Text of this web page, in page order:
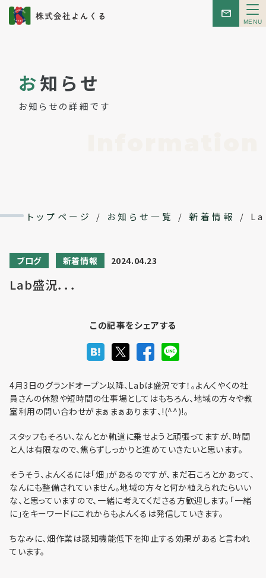
メ
ニ
会社概要
利用までの流れ・利用料金
お問い合わせ
個人情報保護方針
利用規約
利用までの流れ
お知らせ
お知らせの詳細です
トップページ / お知らせ一覧 / 新着情報 /
ブログ 新着情報 2024.04.23
Lab盛況．．．
この記事をシェアする
4月3日のグランドオープン以降、Labは盛況です！。よんくやくの社
員さんの休憩や短時間の仕事場としてはもちろん、地域の方々や教
室利用の問い合わせがまぁまぁあります、!(^^)!。
スタッフもそろい、なんとか軌道に乗せようと頑張ってますが、時間
と人は有限なので、焦らずしっかりと進めていきたいと思います。
そうそう、よんくるには「畑」があるのですが、まだ石ころとかあって、
なんにも整備されていません。地域の方々と何か植えられたらいい
な、と思っていますので、一緒に考えてくださる方歓迎します。「一緒
に」をキーワードにこれからもよんくるは発信していきます。
ちなみに、畑作業は認知機能低下を抑止する効果があると言われ
ています。